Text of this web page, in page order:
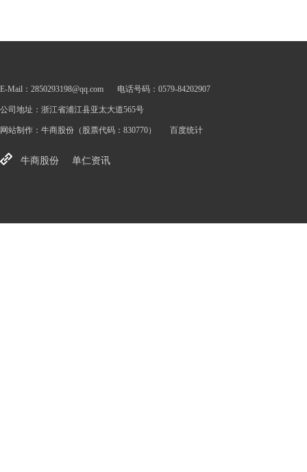
E-Mail：2850293198@qq.com 电话号码：0579-84202907
公司地址：浙江省浦江县亚太大道565号
网站制作： 牛商股份 （股票代码：830770） 百度统计
牛商股份 单仁资讯